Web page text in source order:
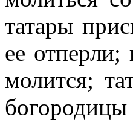
татары
ее
молится;